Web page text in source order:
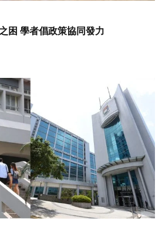
困 學者倡政策協同發力